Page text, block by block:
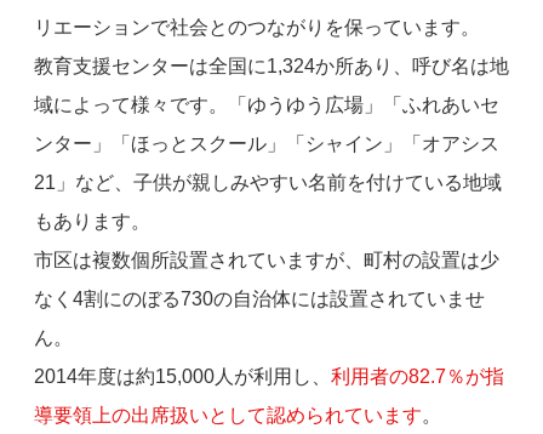
リエーションで社会とのつながりを保っています。
教育支援センターは全国に1,324か所あり、呼び名は地
域によって様々です。「ゆうゆう広場」「ふれあいセ
ンター」「ほっとスクール」「シャイン」「オアシス
21」など、子供が親しみやすい名前を付けている地域
もあります。
市区は複数個所設置されていますが、町村の設置は少
なく4割にのぼる730の自治体には設置されていませ
ん。
2014年度は約15,000人が利用し、 利用者の82.7％が指
導要領上の出席扱いとして認められています。